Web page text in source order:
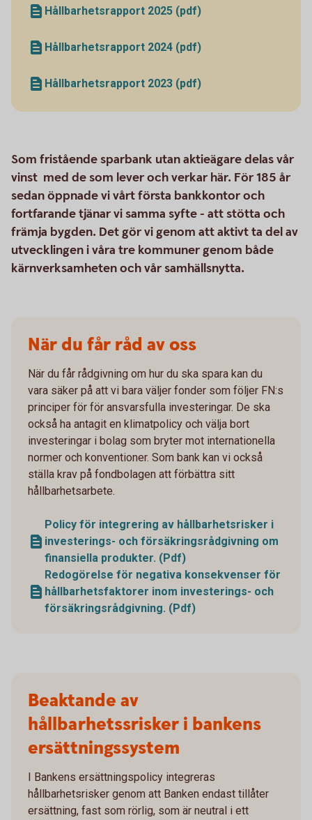
Hållbarhetsrapport 2025 (pdf)
Hållbarhetsrapport 2024 (pdf)
Hållbarhetsrapport 2023 (pdf)
Som fristående sparbank utan aktieägare delas vår
vinst med de som lever och verkar här. För 185 år
sedan öppnade vi vårt första bankkontor och
fortfarande tjänar vi samma syfte - att stötta och
främja bygden. Det gör vi genom att aktivt ta del av
utvecklingen i våra tre kommuner genom både
kärnverksamheten och vår samhällsnytta.
När du får råd av oss
När du får rådgivning om hur du ska spara kan du
vara säker på att vi bara väljer fonder som följer FN:s
principer för för ansvarsfulla investeringar. De ska
också ha antagit en klimatpolicy och välja bort
investeringar i bolag som bryter mot internationella
normer och konventioner. Som bank kan vi också
ställa krav på fondbolagen att förbättra sitt
hållbarhetsarbete.
Policy för integrering av hållbarhetsrisker i
investerings- och försäkringsrådgivning om
finansiella produkter. (Pdf)
Redogörelse för negativa konsekvenser för
hållbarhetsfaktorer inom investerings- och
försäkringsrådgivning. (Pdf)
Beaktande av
hållbarhetssrisker i bankens
ersättningssystem
I Bankens ersättningspolicy integreras
hållbarhetsrisker genom att Banken endast tillåter
ersättning, fast som rörlig, som är neutral i ett